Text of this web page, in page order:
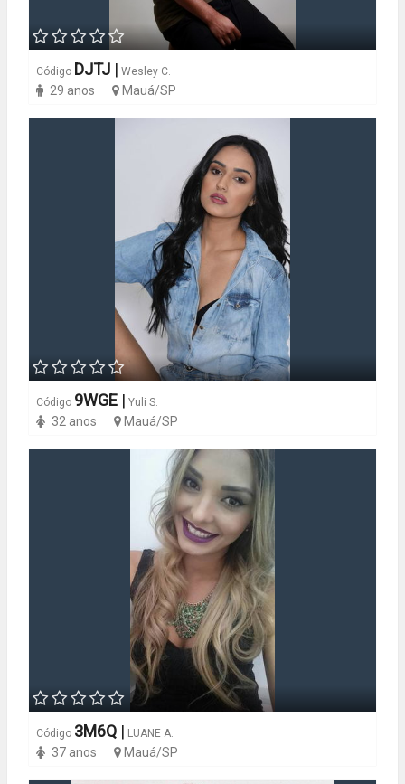
Código DJTJ | Wesley C.
29 anos Mauá/SP
Código 9WGE | Yuli S.
32 anos Mauá/SP
Código 3M6Q | LUANE A.
37 anos Mauá/SP